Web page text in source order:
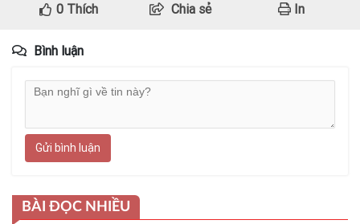
0Thích Chia sẻ In
Bình luận
Gửi bình luận
BÀI ĐỌC NHIỀU